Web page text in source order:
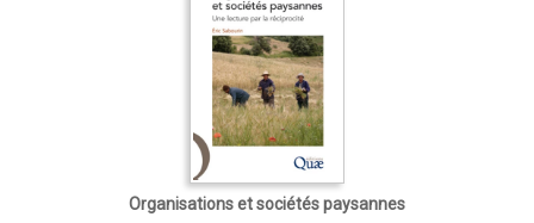
Organisations et sociétés paysannes